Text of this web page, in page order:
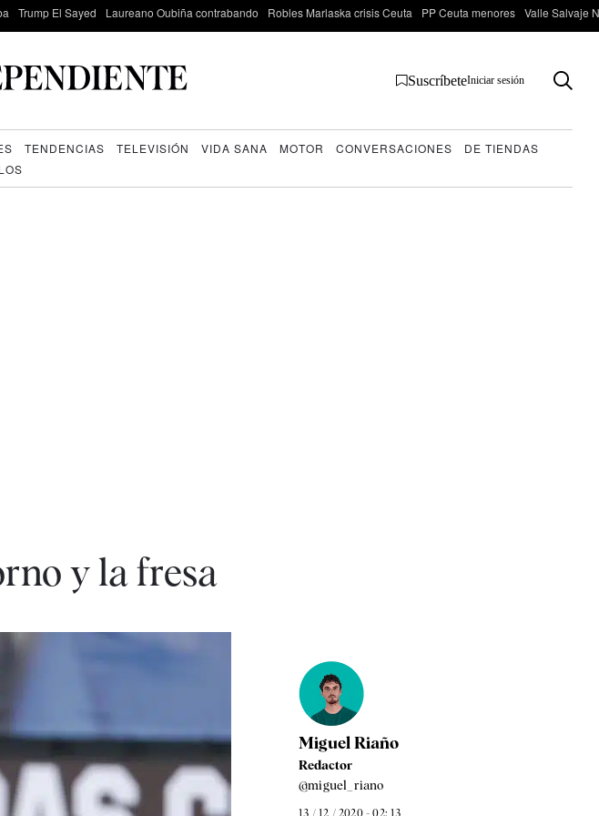
Trump El Sayed Laureano Oubiña contrabando Robles Marlaska crisis Ceuta PP Ceuta menores Valle Salvaje
SuscríbeteIniciar sesión
TENDENCIAS TELEVISIÓN VIDA SANA MOTOR CONVERSACIONES
DE TIENDAS
y la fresa
Miguel Riaño
Redactor
@miguel_riano
13 / 12 / 2020 - 02: 13